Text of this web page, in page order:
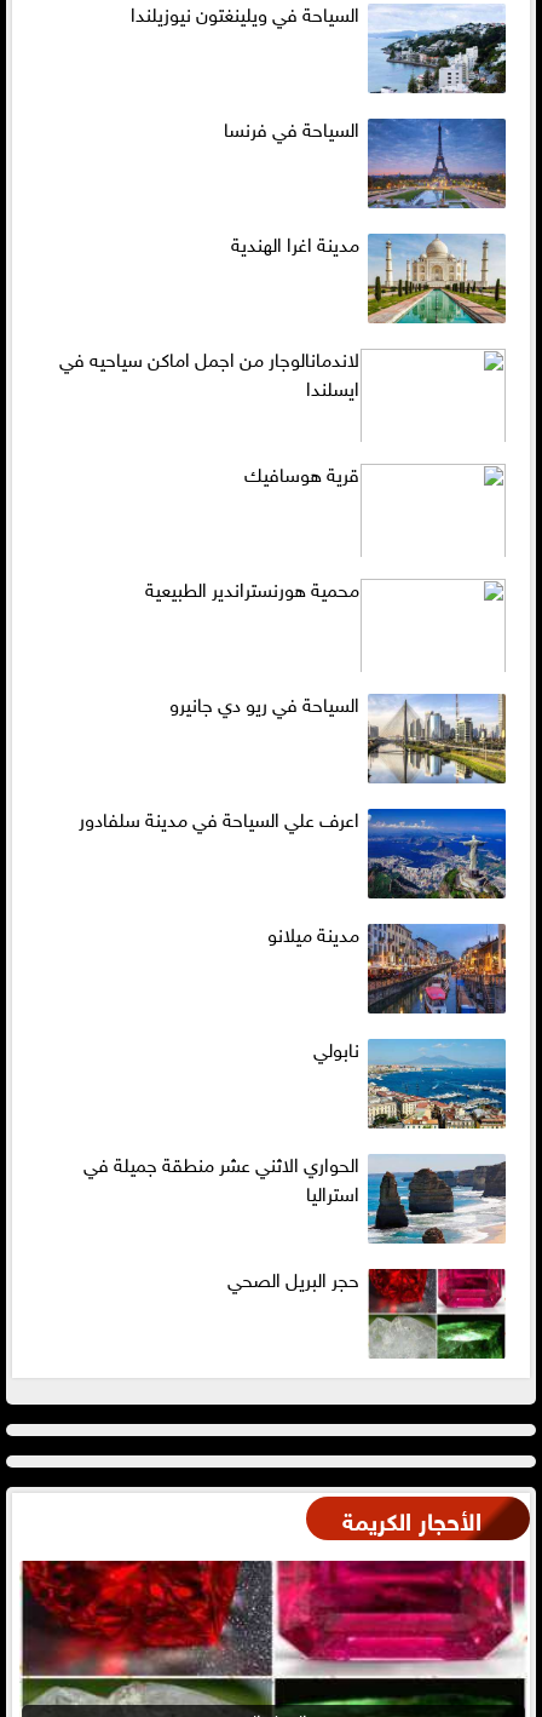
السياحة في ويلينغتون نيوزيلندا
السياحة في فرنسا
مدينة اغرا الهندية
لاندمانالوجار من اجمل اماكن سياحيه في
ايسلندا
قرية هوسافيك
محمية هورنستراندير الطبيعية
السياحة في ريو دي جانيرو
اعرف علي السياحة في مدينة سلفادور
مدينة ميلانو
نابولي
الحواري الاثني عشر منطقة جميلة في
استراليا
حجر البريل الصحي
الأحجار الكريمة